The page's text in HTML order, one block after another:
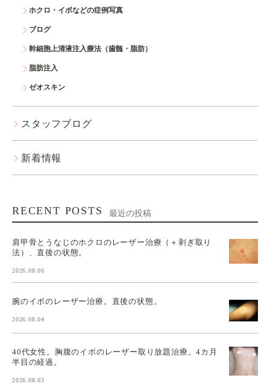
ホクロ・イボなどの症例写真
ブログ
幹細胞上清液注入療法（歯髄・脂肪）
脂肪注入
ゼオスキン
スタッフブログ
新着情報
RECENT POSTS 最近の投稿
肩甲骨とうなじのホクロのレーザー治療（＋剥ぎ取り
法）、直後の状態。
2026.08.06
腕のイボのレーザー治療。直後の状態。
2026.08.04
40代女性。胸腹のイボのレーザー取り放題治療。4カ月
半目の経過。
2026.08.03